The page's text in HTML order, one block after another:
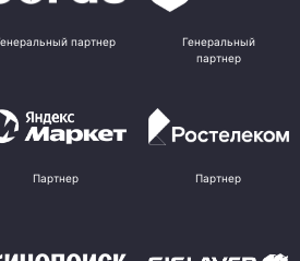
партнер
Генеральный
партнер
Партнер Партнер